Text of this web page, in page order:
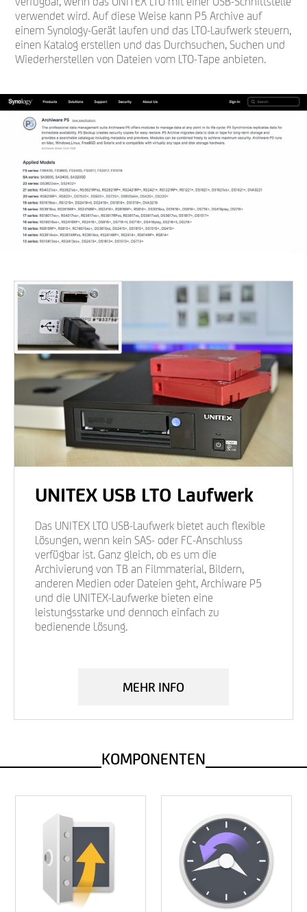
verwendet wird. Auf diese Weise kann P5 Archive auf
einem Synology-Gerät laufen und das LTO-Laufwerk steuern,
einen Katalog erstellen und das Durchsuchen, Suchen und
Wiederherstellen von Dateien vom LTO-Tape anbieten.
UNITEX USB LTO Laufwerk
Das UNITEX LTO USB-Laufwerk bietet auch flexible
Lösungen, wenn kein SAS- oder FC-Anschluss
verfügbar ist. Ganz gleich, ob es um die
Archivierung von TB an Filmmaterial, Bildern,
anderen Medien oder Dateien geht, Archiware P5
und die UNITEX-Laufwerke bieten eine
leistungsstarke und dennoch einfach zu
bedienende Lösung.
MEHR INFO
KOMPONENTEN